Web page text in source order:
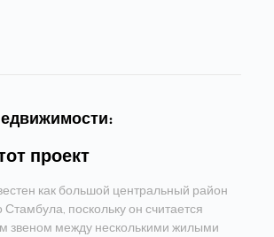
проект?
как большой центральный район
Стамбула, поскольку он считается
звеном между несколькими жилыми